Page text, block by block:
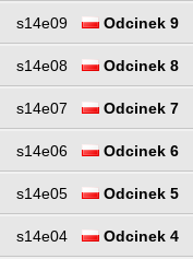
s14e09 Odcinek 9
s14e08 Odcinek 8
s14e07 Odcinek 7
s14e06 Odcinek 6
s14e05 Odcinek 5
s14e04 Odcinek 4